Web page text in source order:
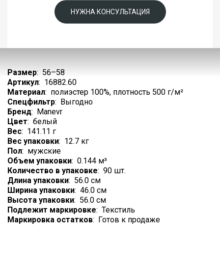
НУЖНА КОНСУЛЬТАЦИЯ
Размер: 56–58
Артикул: 16882.60
Материал: полиэстер 100%, плотность 500 г/м²
Спецфильтр: Выгодно
Бренд: Manevr
Цвет: белый
Вес: 141.11 г
Вес упаковки: 12.7 кг
Пол: мужские
Объем упаковки: 0.144 м³
Количество в упаковке: 90 шт.
Длина упаковки: 56.0 см
Ширина упаковки: 46.0 см
Высота упаковки: 56.0 см
Подлежит маркировке: Текстиль
Маркировка остатков: Готов к продаже